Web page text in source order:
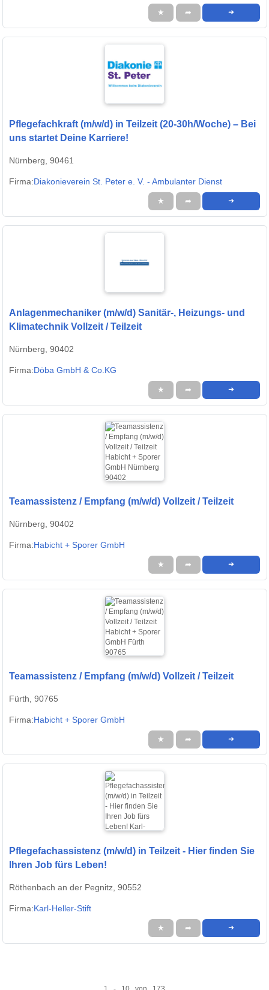
★ ➦ ➜
Pflegefachkraft (m/w/d) in Teilzeit (20-30h/Woche) – Bei
uns startet Deine Karriere!
Nürnberg, 90461
Firma:Diakonieverein St. Peter e. V. - Ambulanter Dienst
★ ➦ ➜
Anlagenmechaniker (m/w/d) Sanitär-, Heizungs- und
Klimatechnik Vollzeit / Teilzeit
Nürnberg, 90402
Firma:Döba GmbH & Co.KG
★ ➦ ➜
Teamassistenz / Empfang (m/w/d) Vollzeit / Teilzeit
Nürnberg, 90402
Firma:Habicht + Sporer GmbH
★ ➦ ➜
Teamassistenz / Empfang (m/w/d) Vollzeit / Teilzeit
Fürth, 90765
Firma:Habicht + Sporer GmbH
★ ➦ ➜
Pflegefachassistenz (m/w/d) in Teilzeit - Hier finden Sie
Ihren Job fürs Leben!
Röthenbach an der Pegnitz, 90552
Firma:Karl-Heller-Stift
★ ➦ ➜